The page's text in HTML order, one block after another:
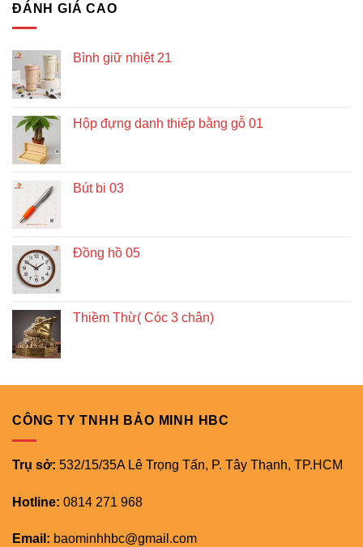
ĐÁNH GIÁ CAO
Bình giữ nhiệt 21
Hộp đựng danh thiếp bằng gỗ 01
Bút bi 03
Đồng hồ 05
Thiềm Thừ( Cóc 3 chân)
CÔNG TY TNHH BẢO MINH HBC
Trụ sở: 532/15/35A Lê Trọng Tấn, P. Tây Thạnh, TP.HCM
Hotline: 0814 271 968
Email: baominhhbc@gmail.com